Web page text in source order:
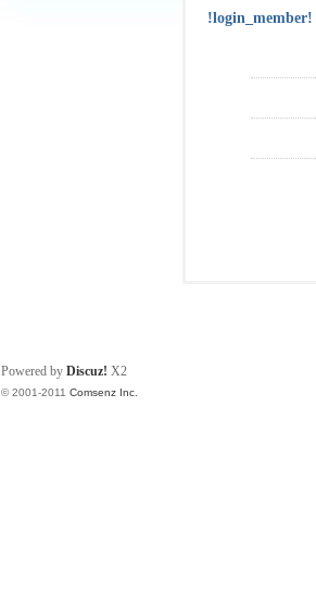
!login_member!
Powered by Discuz! X2
© 2001-2011 Comsenz Inc.